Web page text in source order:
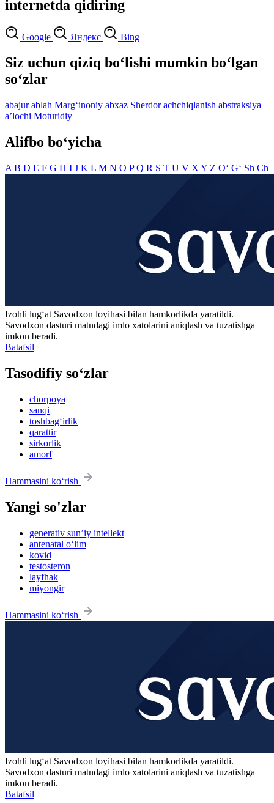
internetda qidiring
Google Яндекс Bing
Siz uchun qiziq bo‘lishi mumkin bo‘lgan
so‘zlar
abajur ablah Marg‘inoniy abxaz Sherdor achchiqlanish abstraksiya
aʼlochi Moturidiy
Alifbo bo‘yicha
A B D E F G H I J K L M N O PQ R S T U V X Y Z O‘ G‘ Sh Ch
Izohli lugʻat Savodxon loyihasi bilan hamkorlikda yaratildi.
Savodxon dasturi matndagi imlo xatolarini aniqlash va tuzatishga
imkon beradi.
Batafsil
Tasodifiy so‘zlar
chorpoya
sanqi
toshbag‘irlik
qarattir
sirkorlik
amorf
Hammasini ko‘rish
Yangi so'zlar
generativ sun’iy intellekt
antenatal o‘lim
kovid
testosteron
layfhak
miyongir
Hammasini ko‘rish
Izohli lugʻat Savodxon loyihasi bilan hamkorlikda yaratildi.
Savodxon dasturi matndagi imlo xatolarini aniqlash va tuzatishga
imkon beradi.
Batafsil